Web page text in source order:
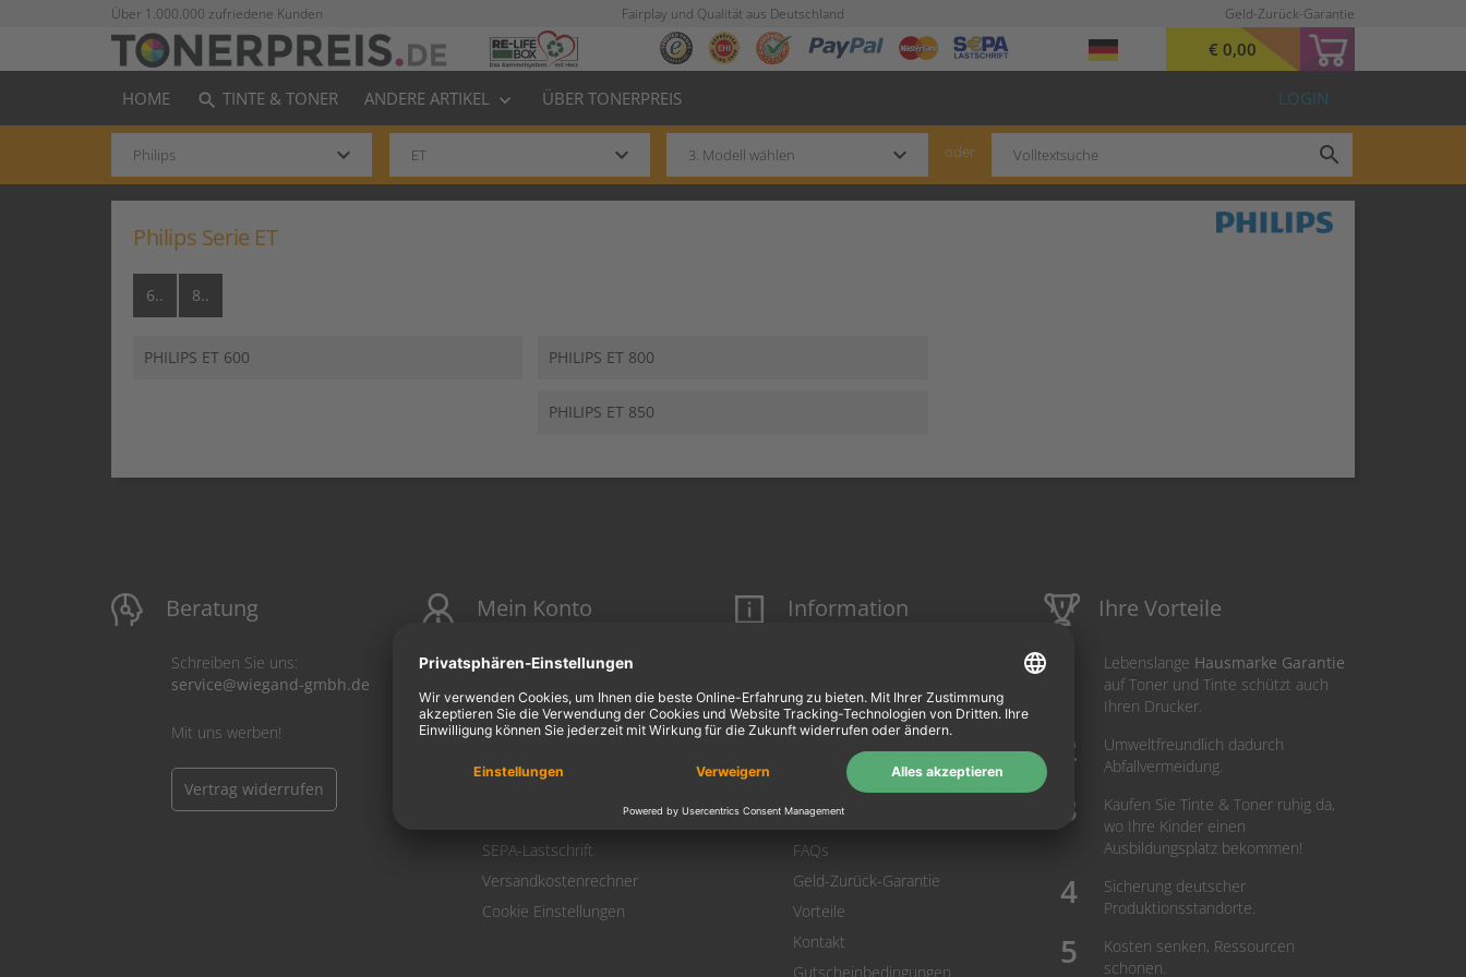
Über 1.000.000 zufriedene Kunden Fairplay und Qualität aus Deutschland Geld-Zurück-Garantie
€ 0,00
HOME search TINTE & TONER ANDERE ARTIKEL keyboard_arrow_down ÜBER TONERPREIS LOGIN
keyboard_arrow_down keyboard_arrow_down keyboard_arrow_down oder search
Philips Serie ET
6.. 8..
PHILIPS ET 600 PHILIPS ET 800
PHILIPS ET 850
Beratung
Schreiben Sie uns:
service@wiegand-gmbh.de
Mit uns werben!
Vertrag widerrufen
Mein Konto
Mein Konto
Login
Warenkorb
SEPA-Lastschrift
Versandkostenrechner
Cookie Einstellungen
Information
AGB
Datenschutz
Widerrufsbelehrung
Hausmarken-Garantie
Impressum
FAQs
Geld-Zurück-Garantie
Vorteile
Kontakt
Gutscheinbedingungen
Ihre Vorteile
Lebenslange Hausmarke Garantie
auf Toner und Tinte schützt auch
Ihren Drucker.
Umweltfreundlich dadurch
Abfallvermeidung.
Kaufen Sie Tinte & Toner ruhig da,
wo Ihre Kinder einen
Ausbildungsplatz bekommen!
Sicherung deutscher
Produktionsstandorte.
Kosten senken, Ressourcen
schonen.